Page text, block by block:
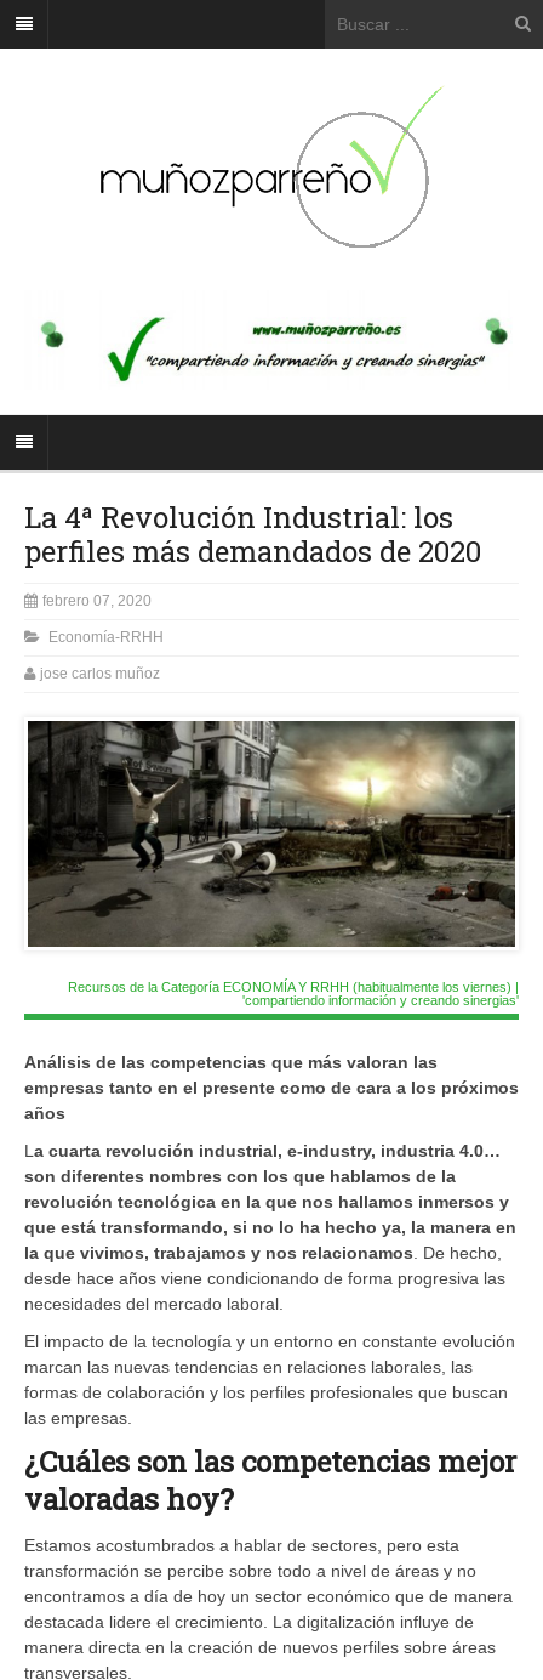
La 4ª Revolución Industrial: los
perfiles más demandados de 2020
febrero 07, 2020
Economía-RRHH
jose carlos muñoz
Recursos de la Categoría ECONOMÍA Y RRHH (habitualmente los viernes) |
'compartiendo información y creando sinergias'
Análisis de las competencias que más valoran las
empresas tanto en el presente como de cara a los próximos
años
L a cuarta revolución industrial, e-industry, industria 4.0…
son diferentes nombres con los que hablamos de la
revolución tecnológica en la que nos hallamos inmersos y
que está transformando, si no lo ha hecho ya, la manera en
la que vivimos, trabajamos y nos relacionamos . De hecho,
desde hace años viene condicionando de forma progresiva las
necesidades del mercado laboral.
El impacto de la tecnología y un entorno en constante evolución
marcan las nuevas tendencias en relaciones laborales, las
formas de colaboración y los perfiles profesionales que buscan
las empresas.
¿Cuáles son las competencias mejor
valoradas hoy?
Estamos acostumbrados a hablar de sectores, pero esta
transformación se percibe sobre todo a nivel de áreas y no
encontramos a día de hoy un sector económico que de manera
destacada lidere el crecimiento. La digitalización influye de
manera directa en la creación de nuevos perfiles sobre áreas
transversales.